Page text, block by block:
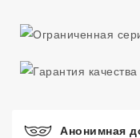
Анонимная